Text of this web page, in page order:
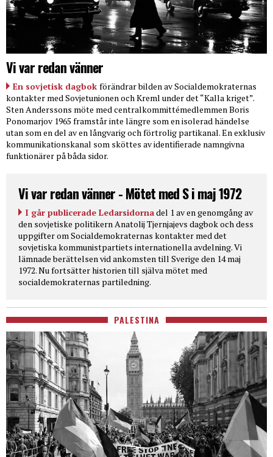
Vi var redan vänner
En sovjetisk dagbok förändrar bilden av Socialdemokraternas
kontakter med Sovjetunionen och Kreml under det “Kalla kriget”.
Sten Anderssons möte med centralkommittémedlemmen Boris
Ponomarjov 1965 framstår inte längre som en isolerad händelse
utan som en del av en långvarig och förtrolig partikanal. En exklusiv
kommunikationskanal som sköttes av identifierade namngivna
funktionärer på båda sidor.
Vi var redan vänner - Mötet med S i maj 1972
I går publicerade Ledarsidornadel 1 av en genomgång av
den sovjetiske politikern Anatolij Tjernjajevs dagbok och dess
uppgifter om Socialdemokraternas kontakter med det
sovjetiska kommunistpartiets internationella avdelning. Vi
lämnade berättelsen vid ankomsten till Sverige den 14 maj
1972. Nu fortsätter historien till själva mötet med
socialdemokraternas partiledning.
PALESTINA